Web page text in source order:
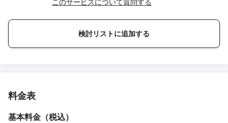
検討リストに追加する
料金表
基本料金（税込）